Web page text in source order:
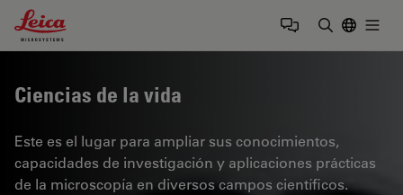
Leica Microsystems Logo
Ciencias de la vida
Este es el lugar para ampliar sus conocimientos,
capacidades de investigación y aplicaciones prácticas
de la microscopía en diversos campos científicos.